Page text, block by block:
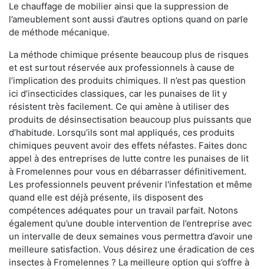
Le chauffage de mobilier ainsi que la suppression de
l’ameublement sont aussi d’autres options quand on parle
de méthode mécanique.
La méthode chimique présente beaucoup plus de risques
et est surtout réservée aux professionnels à cause de
l’implication des produits chimiques. Il n’est pas question
ici d’insecticides classiques, car les punaises de lit y
résistent très facilement. Ce qui amène à utiliser des
produits de désinsectisation beaucoup plus puissants que
d’habitude. Lorsqu’ils sont mal appliqués, ces produits
chimiques peuvent avoir des effets néfastes. Faites donc
appel à des entreprises de lutte contre les punaises de lit
à Fromelennes pour vous en débarrasser définitivement.
Les professionnels peuvent prévenir l'infestation et même
quand elle est déjà présente, ils disposent des
compétences adéquates pour un travail parfait. Notons
également qu’une double intervention de l’entreprise avec
un intervalle de deux semaines vous permettra d’avoir une
meilleure satisfaction. Vous désirez une éradication de ces
insectes à Fromelennes ? La meilleure option qui s’offre à